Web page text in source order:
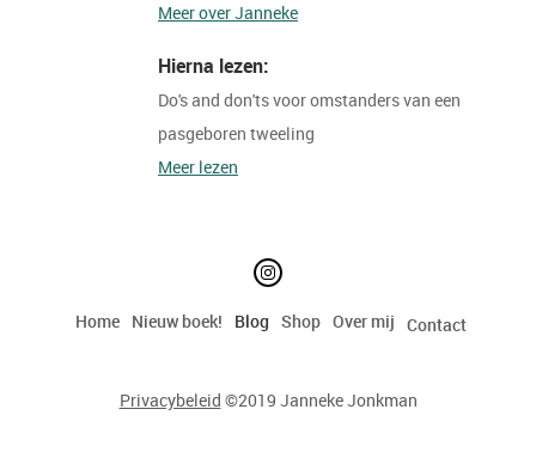
Meer over Janneke
Hierna lezen:
Do's and don'ts voor omstanders van een
pasgeboren tweeling
Meer lezen
Home Nieuw boek! Blog Shop Over mij Contact
Privacybeleid ©2019 Janneke Jonkman